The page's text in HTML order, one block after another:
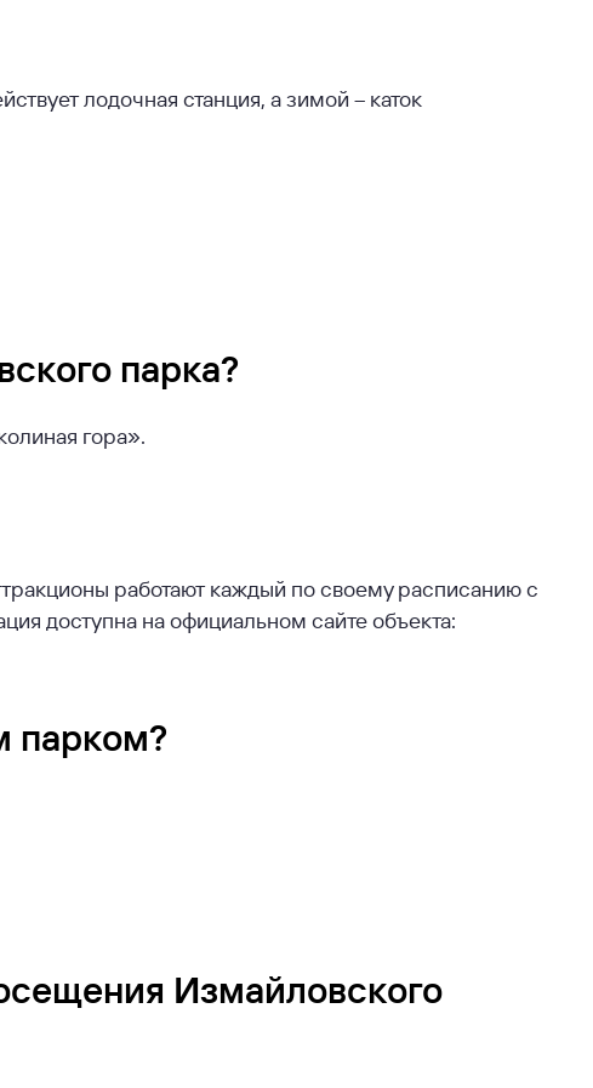
лодочная станция, а зимой – каток
парка?
гора».
работают каждый по своему расписанию с
доступна на официальном сайте объекта:
парком?
Измайловского